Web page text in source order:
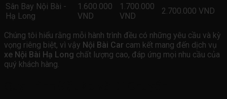
Sân Bay Nội Bài -
Hạ Long
1.600.000
VND
1.700.000
VND
2.700.000 VND
Chúng tôi hiểu rằng mỗi hành trình đều có những yêu cầu và kỳ
vọng riêng biệt, vì vậy Nội Bài Car cam kết mang đến dịch vụ
xe Nội Bài Hạ Long chất lượng cao, đáp ứng mọi nhu cầu của
quý khách hàng.